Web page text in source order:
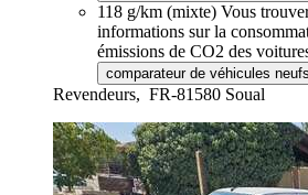
118 g/km (mixte) Vous
informations sur la
émissions de CO2 des
comparateur de véhicules neufs
Revendeurs, FR-81580 Soual